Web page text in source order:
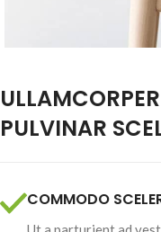
PULVINAR
COMMODO